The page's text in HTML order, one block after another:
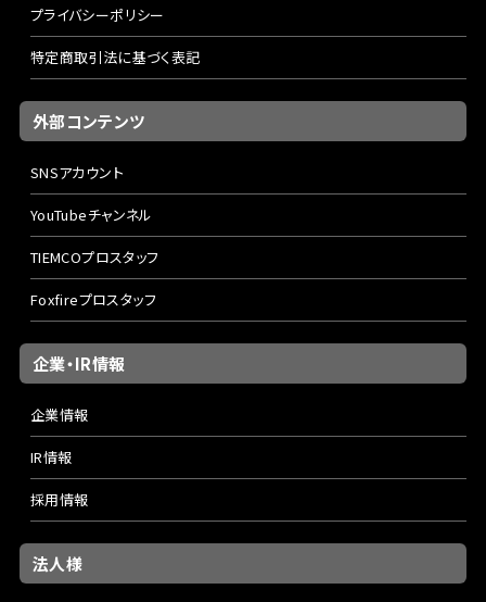
プライバシーポリシー
特定商取引法に基づく表記
外部コンテンツ
SNSアカウント
YouTubeチャンネル
TIEMCOプロスタッフ
Foxfireプロスタッフ
企業・IR情報
企業情報
IR情報
採用情報
法人様